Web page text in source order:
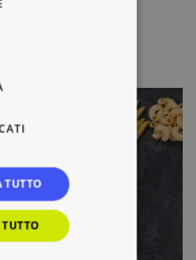
TUTTO